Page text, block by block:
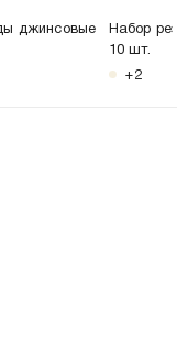
джинсовые
Набор
10 шт.
+2